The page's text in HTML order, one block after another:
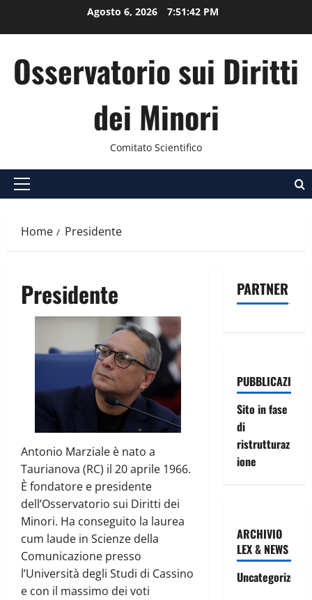
Agosto 6, 2026 7:51:42 PM
Osservatorio sui Diritti
dei Minori
Comitato Scientifico
Menu
Home Presidente
Presidente
Antonio Marziale è nato a
Taurianova (RC) il 20 aprile 1966.
È fondatore e presidente
dell’Osservatorio sui Diritti dei
Minori. Ha conseguito la laurea
cum laude in Scienze della
Comunicazione presso
l’Università degli Studi di Cassino
e con il massimo dei voti
PARTNER
PUBBLICAZIONI
Sito in fase
di
ristrutturaz
ione
ARCHIVIO
LEX & NEWS
Uncategorized